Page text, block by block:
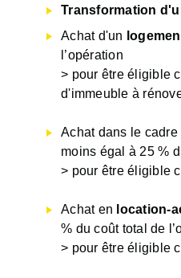
Transformation
Achat d'un
l’opération
> pour être éligible
d'immeuble à
Achat dans le
moins égal à 25 %
> pour être éligible
Achat en location-
% du coût total de
> pour être éligible